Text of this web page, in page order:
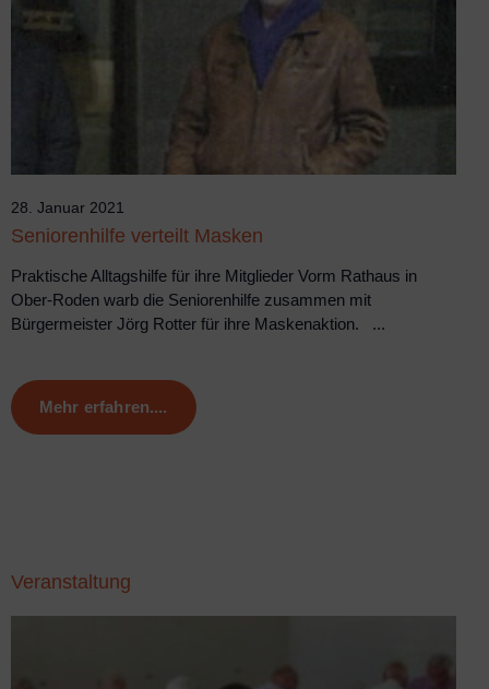
28. Januar 2021
Seniorenhilfe verteilt Masken
Praktische All­tagshilfe für ihre Mitglieder Vorm Rathaus in
Ober-Roden warb die Seniorenhilfe zusammen mit
Bürgermeister Jörg Rotter für ihre Maskenaktion. ...
Mehr erfahren....
Veranstaltung